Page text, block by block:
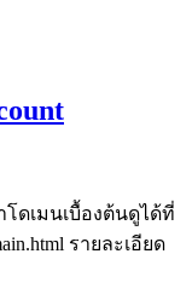
โดเมนเบื้องต้นดูได้ที่
รายละเอียด